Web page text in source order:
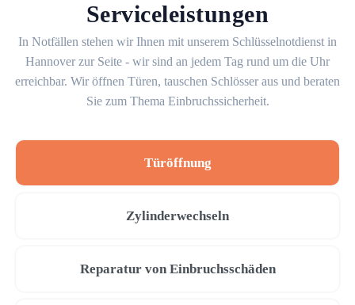
Serviceleistungen
In Notfällen stehen wir Ihnen mit unserem Schlüsselnotdienst in
Hannover zur Seite - wir sind an jedem Tag rund um die Uhr
erreichbar. Wir öffnen Türen, tauschen Schlösser aus und beraten
Sie zum Thema Einbruchssicherheit.
Türöffnung
Zylinderwechseln
Reparatur von Einbruchsschäden